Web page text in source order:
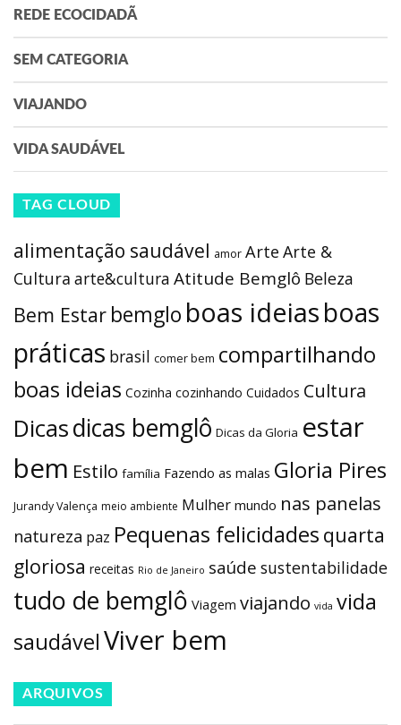
REDE ECOCIDADÃ
SEM CATEGORIA
VIAJANDO
VIDA SAUDÁVEL
TAG CLOUD
alimentação saudável amor Arte Arte &
Cultura arte&cultura Atitude Bemglô Beleza
Bem Estar bemglo boas ideiasboas
práticas brasil comer bem compartilhando
boas ideias Cozinha cozinhando Cuidados Cultura
Dicasdicas bemglô Dicas da Gloria estar
bem Estilo família Fazendo as malas Gloria Pires
Jurandy Valença meio ambiente Mulher mundo nas panelas
natureza paz Pequenas felicidades quarta
gloriosa receitas Rio de Janeiro saúde sustentabilidade
tudo de bemglô Viagem viajando vida vida
saudávelViver bem
ARQUIVOS